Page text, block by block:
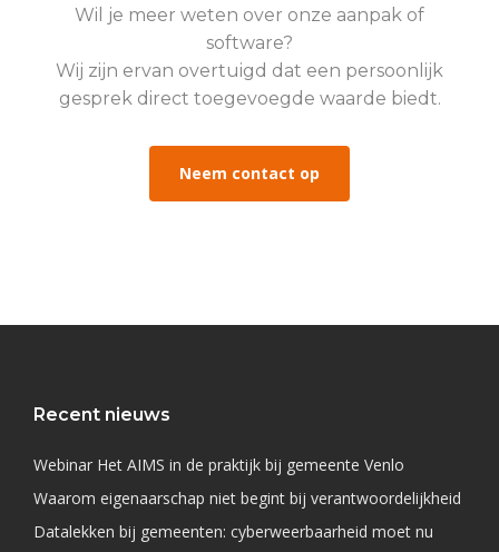
Wil je meer weten over onze aanpak of
software?
Wij zijn ervan overtuigd dat een persoonlijk
gesprek direct toegevoegde waarde biedt.
Neem contact op
Recent nieuws
Webinar Het AIMS in de praktijk bij gemeente Venlo
Waarom eigenaarschap niet begint bij verantwoordelijkheid
Datalekken bij gemeenten: cyberweerbaarheid moet nu